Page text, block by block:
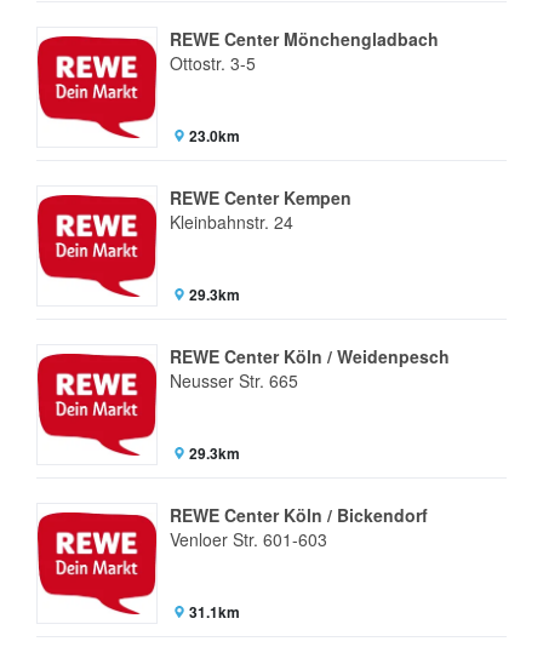
REWE Center Mönchengladbach
Ottostr. 3-5
23.0km
REWE Center Kempen
Kleinbahnstr. 24
29.3km
REWE Center Köln / Weidenpesch
Neusser Str. 665
29.3km
REWE Center Köln / Bickendorf
Venloer Str. 601-603
31.1km